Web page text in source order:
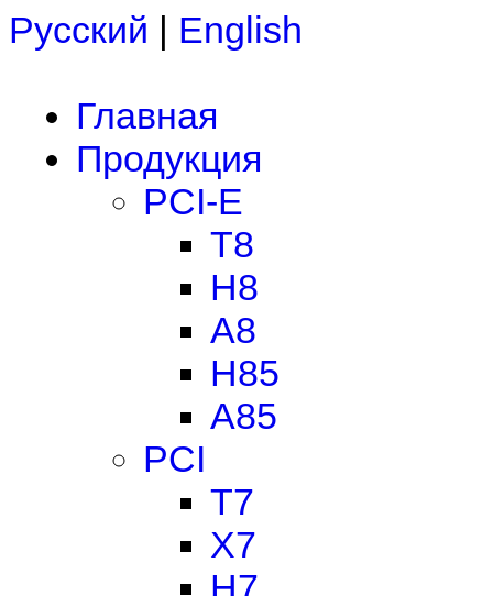
Русский | English
Главная
Продукция
PCI-E
T8
H8
A8
H85
A85
PCI
T7
X7
H7